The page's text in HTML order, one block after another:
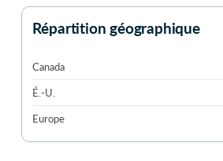
Répartition géographique
Canada
É.-U.
Europe